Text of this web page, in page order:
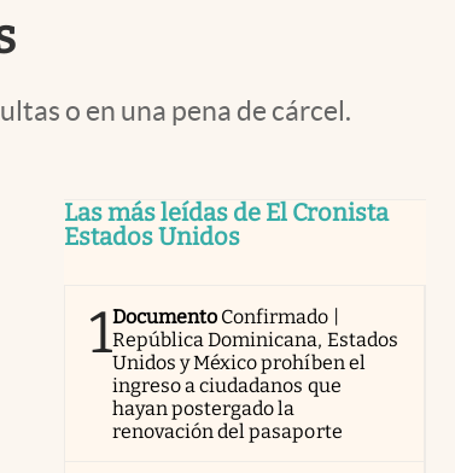
o en una pena de cárcel.
Las más leídas de El Cronista
Estados Unidos
1Documento Confirmado |
República Dominicana, Estados
Unidos y México prohíben el
ingreso a ciudadanos que
hayan postergado la
renovación del pasaporte